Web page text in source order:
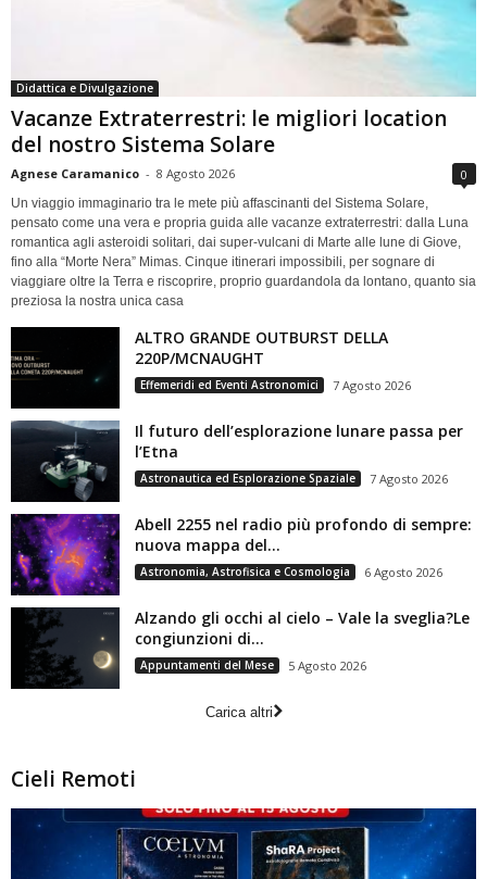
Didattica e Divulgazione
Vacanze Extraterrestri: le migliori location
del nostro Sistema Solare
Agnese Caramanico - 8 Agosto 2026 0
Un viaggio immaginario tra le mete più affascinanti del Sistema Solare,
pensato come una vera e propria guida alle vacanze extraterrestri: dalla Luna
romantica agli asteroidi solitari, dai super-vulcani di Marte alle lune di Giove,
fino alla “Morte Nera” Mimas. Cinque itinerari impossibili, per sognare di
viaggiare oltre la Terra e riscoprire, proprio guardandola da lontano, quanto sia
preziosa la nostra unica casa
ALTRO GRANDE OUTBURST DELLA
220P/MCNAUGHT
Effemeridi ed Eventi Astronomici 7 Agosto 2026
Il futuro dell’esplorazione lunare passa per
l’Etna
Astronautica ed Esplorazione Spaziale 7 Agosto 2026
Abell 2255 nel radio più profondo di sempre:
nuova mappa del...
Astronomia, Astrofisica e Cosmologia 6 Agosto 2026
Alzando gli occhi al cielo – Vale la sveglia?Le
congiunzioni di...
Appuntamenti del Mese 5 Agosto 2026
Carica altri
Cieli Remoti